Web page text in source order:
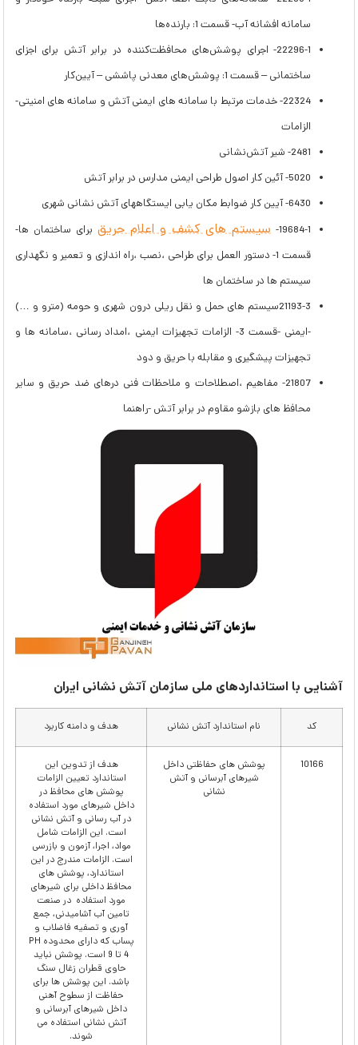
سامانه افشانه آب- قسمت 1: بارنده‌ها
22296-1- اجرای پوشش‌های محافظت‌کننده در برابر آتش برای اجزای
ساختمانی – قسمت 1: پوشش‌های معدنی پاششی – آیین‌کار
22324- خدمات مرتبط با سامانه ­های ایمنی آتش و سامانه­ های امنیتی-
الزامات
2481- شیر آتش‌نشانی
5020- آئین کار اصول طراحی ایمنی مدارس در برابر آتش
6430- آیین کار ضوابط مکان یابی ایستگاههای آتش نشانی شهری
19684-1- سیستم های کشف و اعلام حریق برای ساختمان ها-
قسمت 1- دستور العمل برای طراحی ،نصب ،راه اندازی و تعمیر و نگهداری
سیستم ها در ساختمان ها
21193-3سیستم های حمل و نقل ریلی درون شهری و حومه (مترو و …)
-ایمنی -قسمت 3- الزامات تجهیزات ایمنی ،امداد رسانی ،سامانه ها و
تجهیزات پیشگیری و مقابله با حریق و دود
21807- مفاهیم ،اصطلاحات و ملاحظات فنی درهای ضد حریق و سایر
محافظ های بازشو مقاوم در برابر آتش -راهنما
آشنایی با استانداردهای ملی سازمان آتش نشانی ایران
کد نام استاندارد آتش نشانی هدف و دامنه کاربرد
10166
پوشش های حفاظتی داخل
شیرهای آبرسانی و آتش
نشانی
هدف از تدوین این
استاندارد تعیین الزامات
پوشش های محافظ در
داخل شیرهای مورد استفاده
در آب رسانی و آتش نشانی
است. این الزامات شامل
مواد، اجرا، آزمون و بازرسی
است. الزامات مندرج در این
استاندارد، پوشش های
محافظ داخلی برای شیرهای
مورد استفاده در صنعت
تامین آب آشامیدنی، جمع
آوری و تصفیه فاضلاب و
پساب که دارای محدوده PH
4 تا 9 است. پوشش نباید
حاوی قطران زغال سنگ
باشد. این پوشش ها برای
حفاظت از سطوح آهنی
داخل شیرهای آبرسانی و
آتش نشانی استفاده می
شوند.